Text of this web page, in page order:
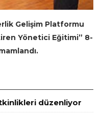
Gelişim Platformu
Yönetici Eğitimi” 8-
düzenliyor